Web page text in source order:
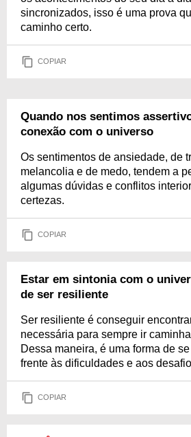
sincronizados, isso é uma prova
caminho certo.
COPIAR
Quando nos sentimos
conexão com o universo
Os sentimentos de ansiedade, de
melancolia e de medo, tendem a
algumas dúvidas e conflitos
certezas.
COPIAR
Estar em sintonia com o
de ser resiliente
Ser resiliente é conseguir
necessária para sempre ir
Dessa maneira, é uma forma de
frente às dificuldades e aos
COPIAR